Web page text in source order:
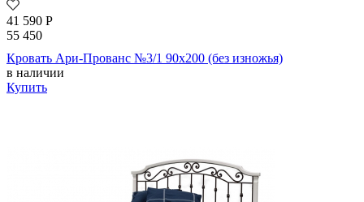
41 590 Р
55 450
Кровать Ари-Прованс №3/1 90х200 (без изножья)
в наличии
Купить